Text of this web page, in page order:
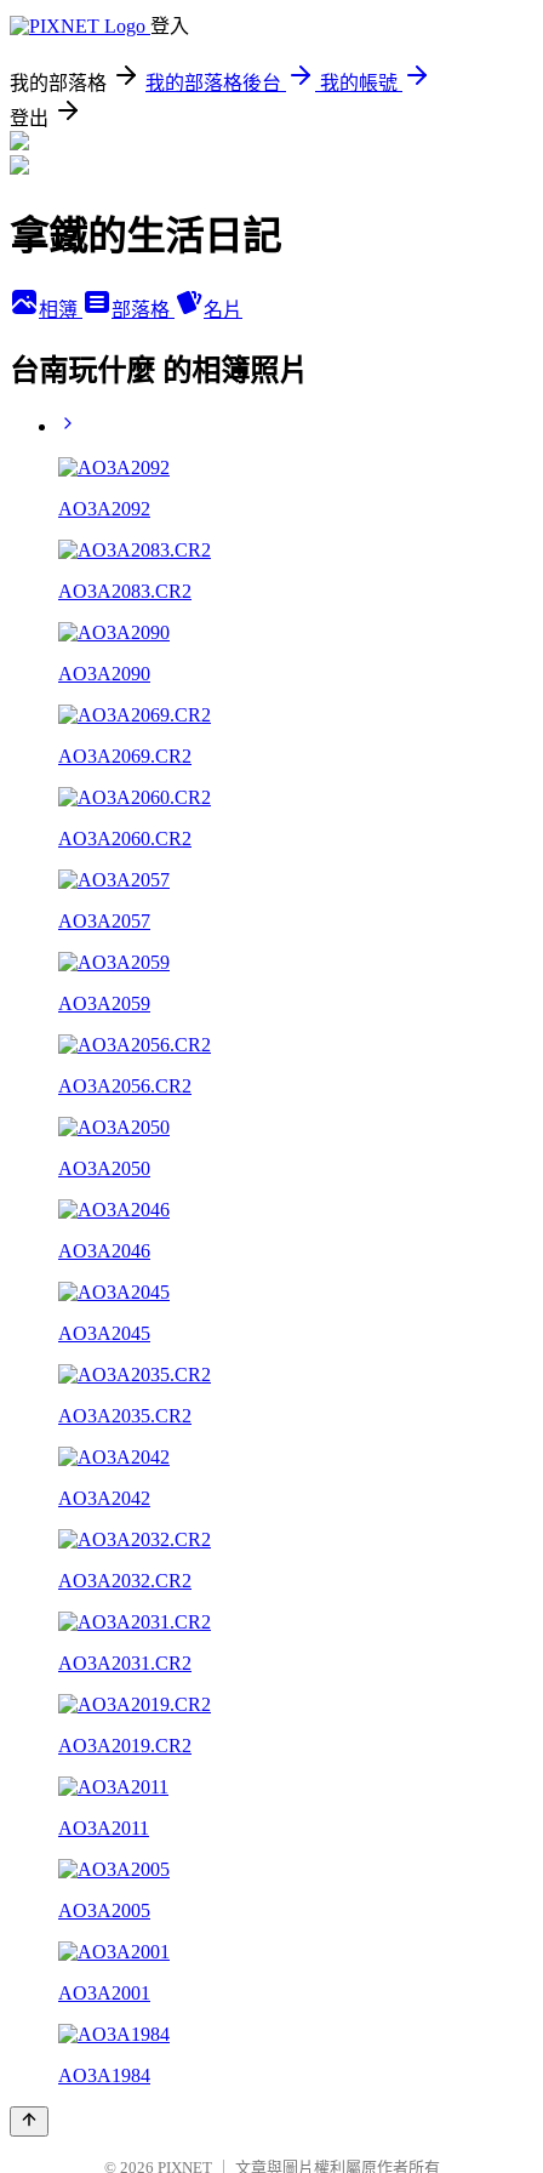
登入
我的部落格 我的部落格後台
我的帳號
登出
拿鐵的生活日記
相簿 部落格 名片
台南玩什麼 的相簿照片
AO3A2092
AO3A2083.CR2
AO3A2090
AO3A2069.CR2
AO3A2060.CR2
AO3A2057
AO3A2059
AO3A2056.CR2
AO3A2050
AO3A2046
AO3A2045
AO3A2035.CR2
AO3A2042
AO3A2032.CR2
AO3A2031.CR2
AO3A2019.CR2
AO3A2011
AO3A2005
AO3A2001
AO3A1984
© 2026 PIXNET 文章與圖片權利屬原作者所有